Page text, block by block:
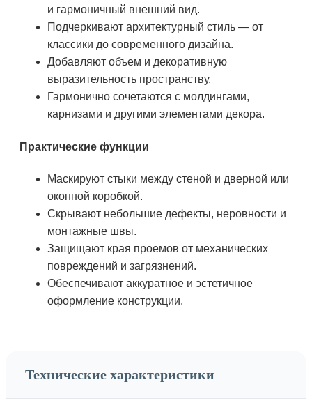
и гармоничный внешний вид.
Подчеркивают архитектурный стиль — от
классики до современного дизайна.
Добавляют объем и декоративную
выразительность пространству.
Гармонично сочетаются с молдингами,
карнизами и другими элементами декора.
Практические функции
Маскируют стыки между стеной и дверной или
оконной коробкой.
Скрывают небольшие дефекты, неровности и
монтажные швы.
Защищают края проемов от механических
повреждений и загрязнений.
Обеспечивают аккуратное и эстетичное
оформление конструкции.
Технические характеристики